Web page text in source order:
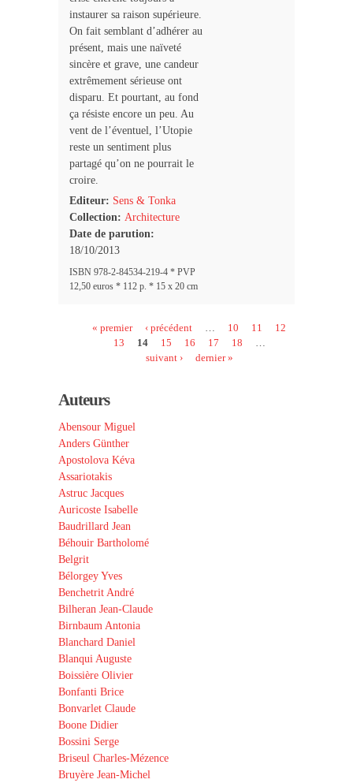
instaurer sa raison supérieure.
On fait semblant d’adhérer au
présent, mais une naïveté
sincère et grave, une candeur
extrêmement sérieuse ont
disparu. Et pourtant, au fond
ça résiste encore un peu. Au
vent de l’éventuel, l’Utopie
reste un sentiment plus
partagé qu’on ne pourrait le
croire.
Editeur: Sens & Tonka
Collection: Architecture
Date de parution:
18/10/2013
ISBN 978-2-84534-219-4 * PVP
12,50 euros * 112 p. * 15 x 20 cm
Pages« premier ‹ précédent 10 11
12
13
14 15 16 17 18
suivant ›
dernier »
Auteurs
Abensour Miguel
Anders Günther
Apostolova Kéva
Assariotakis
Astruc Jacques
Auricoste Isabelle
Baudrillard Jean
Béhouir Bartholomé
Belgrit
Bélorgey Yves
Benchetrit André
Bilheran Jean-Claude
Birnbaum Antonia
Blanchard Daniel
Blanqui Auguste
Boissière Olivier
Bonfanti Brice
Bonvarlet Claude
Boone Didier
Bossini Serge
Briseul Charles-Mézence
Bruyère Jean-Michel